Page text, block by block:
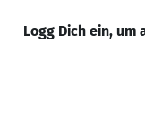
Logg Dich ein, um